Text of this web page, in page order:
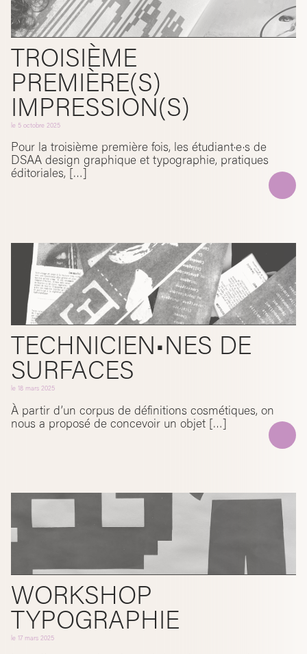
TROISIÈME
PREMIÈRE(S)
IMPRESSION(S)
le 5 octobre 2025
Pour la troisième première fois, les étudiant·e·s de
DSAA design graphique et typographie, pratiques
éditoriales, […]
TECHNICIEN•NES DE
SURFACES
le 18 mars 2025
À partir d’un corpus de définitions cosmétiques, on
nous a proposé de concevoir un objet […]
WORKSHOP
TYPOGRAPHIE
le 17 mars 2025